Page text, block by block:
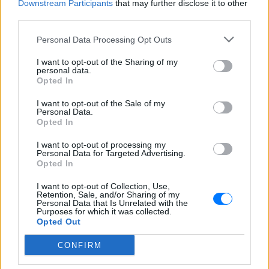
Downstream Participants that may further disclose it to other
Personal Data Processing Opt Outs
I want to opt-out of the Sharing of my
personal data.
Opted In
I want to opt-out of the Sale of my
Personal Data.
Opted In
I want to opt-out of processing my
Personal Data for Targeted Advertising.
Opted In
I want to opt-out of Collection, Use,
Retention, Sale, and/or Sharing of my
Personal Data that Is Unrelated with the
Purposes for which it was collected.
Opted Out
CONFIRM
ΔΕΙΤΕ ΕΠΙΣΗΣ
ΣΤΗΝ ΙΔΙΑ ΚΑΤΗΓΟΡΙΑ
Μέσα σε αυτό το σπήλαιο θα
περπατήσεις κυριολεκτικά
ΣΉΜΕΡΑ
Το φυσικό αξιοθέατο που εντυπωσιάζει
όσους το ανακαλύπτουν – Σταλακτίτες,
Λασκαράκη με τη ζώνη είναι το